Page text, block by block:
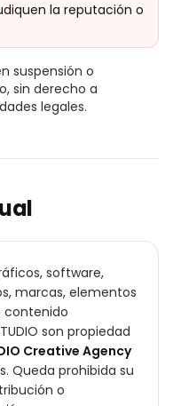
la reputación o
suspensión o
sin derecho a
legales.
software,
marcas, elementos
contenido
son propiedad
Creative Agency
Queda prohibida su
o